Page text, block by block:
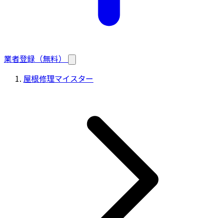
業者登録（無料）
屋根修理マイスター